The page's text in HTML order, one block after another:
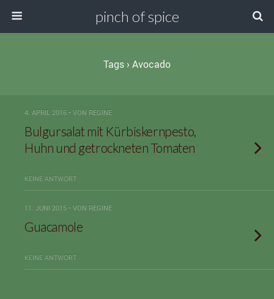
pinch of spice
Tags › Avocado
4. APRIL 2016 • VON REGINE
Bulgursalat mit Kürbiskernpesto,
Huhn und getrockneten Tomaten
KEINE ANTWORT
11. JUNI 2015 • VON REGINE
Guacamole
KEINE ANTWORT